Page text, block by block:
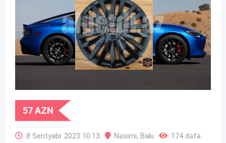
57AZN
8 Sentyabr 2023 10:13 Nəsimi, Bakı
174 dəfə